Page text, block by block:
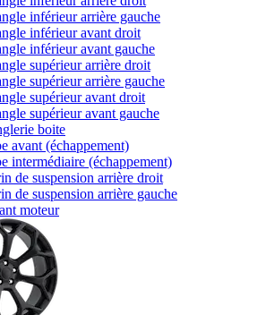
inférieur arrière gauche
inférieur avant droit
inférieur avant gauche
supérieur arrière droit
supérieur arrière gauche
supérieur avant droit
supérieur avant gauche
boite
avant (échappement)
intermédiaire (échappement)
de suspension arrière droit
de suspension arrière gauche
moteur